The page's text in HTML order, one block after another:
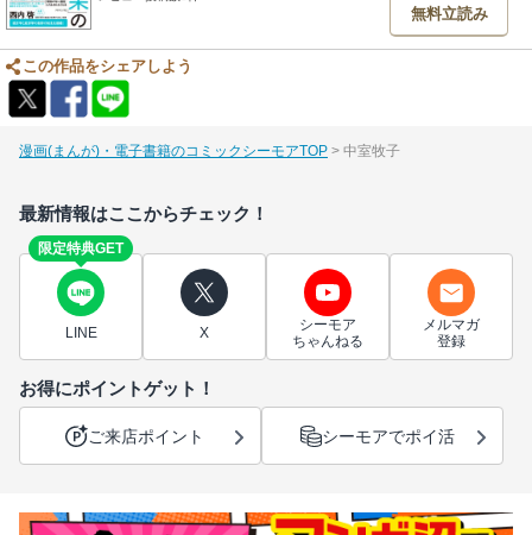
無料立読み
この作品をシェアしよう
漫画(まんが)・電子書籍のコミックシーモアTOP 中室牧子
最新情報はここからチェック！
限定特典GET
LINE X
シーモア
ちゃんねる
メルマガ
登録
お得にポイントゲット！
ご来店ポイント シーモアでポイ活